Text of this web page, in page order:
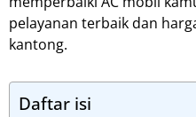
pelayanan terbaik dan
kantong.
Daftar isi